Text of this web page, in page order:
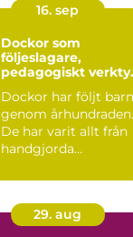
16. sep
Dockor som
följeslagare,
pedagogiskt
Dockor har följt barn
genom århundraden.
De har varit allt från
handgjorda
avancerad...
29. aug